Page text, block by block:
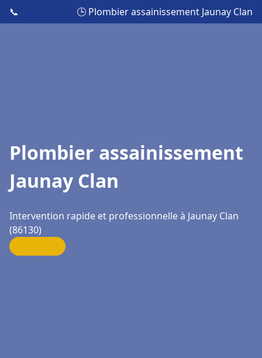
📞 🕒 Plombier assainissement Jaunay Clan
Plombier assainissement
Jaunay Clan
Intervention rapide et professionnelle à Jaunay Clan
(86130)